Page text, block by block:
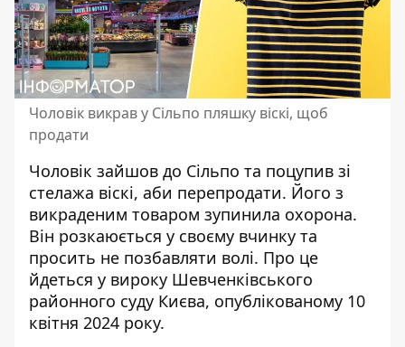
Чоловік викрав у Сільпо пляшку віскі, щоб
продати
Чоловік зайшов до Сільпо та поцупив зі
стелажа віскі, аби перепродати. Його з
викраденим товаром зупинила охорона.
Він розкаюється у своєму вчинку та
просить не позбавляти волі. Про це
йдеться у вироку Шевченківського
районного суду Києва, опублікованому 10
квітня 2024 року.